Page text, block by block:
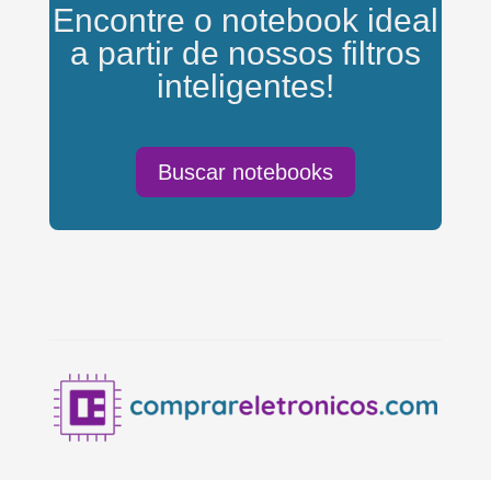
Encontre o notebook ideal
a partir de nossos filtros
inteligentes!
Buscar notebooks